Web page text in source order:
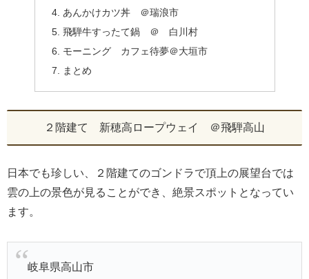
あんかけカツ丼 ＠瑞浪市
飛騨牛すったて鍋 ＠ 白川村
モーニング カフェ待夢＠大垣市
まとめ
２階建て 新穂高ロープウェイ ＠飛騨高山
日本でも珍しい、２階建てのゴンドラで頂上の展望台では
雲の上の景色が見ることができ、絶景スポットとなってい
ます。
岐阜県高山市